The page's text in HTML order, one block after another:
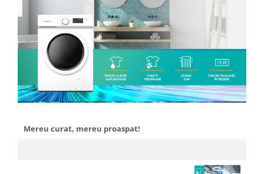
Instrumente de masurare si
amestecare
Ustensile de bucatarie
Accesorii pentru servit
Baie
Accesorii pentru baie
Accesorii pentru dus
Mereu curat, mereu proaspat!